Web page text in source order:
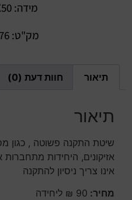
מידה: 50X50 ס"מ
מק"ט: HOLLY176
תיאור חוות דעת (0)
תיאור
שיטת התקנה פשוטה , כגון
אזיקונים, היחידות
אינו צריך ניסיון להתקנה
מחיר: 90 ₪ ליחידה